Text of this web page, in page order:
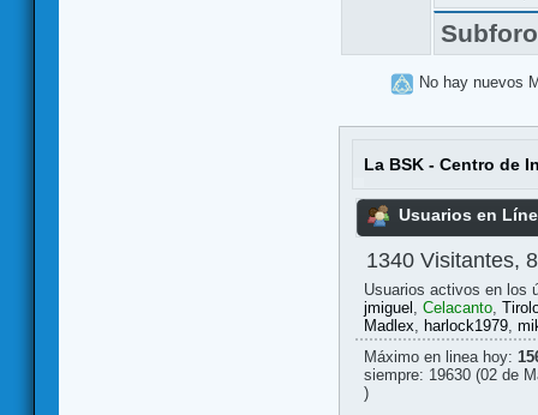
No hay nuevos
La BSK - Centro de
Usuarios en
1340 Visitantes,
Usuarios activos en los
jmiguel , Celacanto,
Madlex, harlock1979,
Máximo en linea hoy:
siempre: 19630 (02 de
)